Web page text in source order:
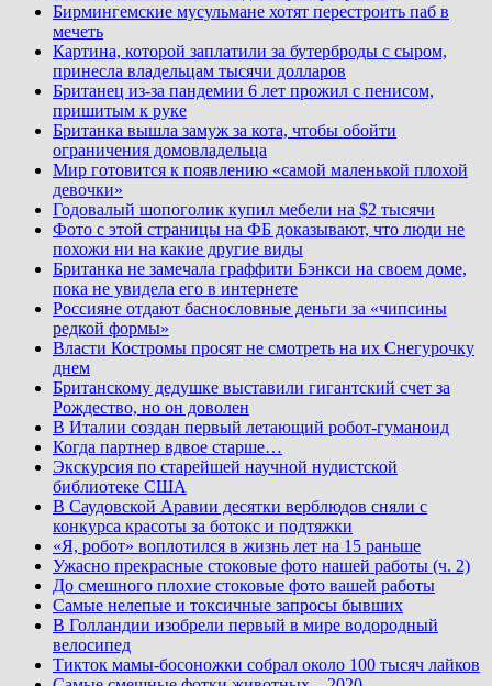
Бирмингемские мусульмане хотят перестроить паб в
мечеть
Картина, которой заплатили за бутерброды с сыром,
принесла владельцам тысячи долларов
Британец из-за пандемии 6 лет прожил с пенисом,
пришитым к руке
Британка вышла замуж за кота, чтобы обойти
ограничения домовладельца
Мир готовится к появлению «самой маленькой плохой
девочки»
Годовалый шопоголик купил мебели на $2 тысячи
Фото с этой страницы на ФБ доказывают, что люди не
похожи ни на какие другие виды
Британка не замечала граффити Бэнкси на своем доме,
пока не увидела его в интернете
Россияне отдают баснословные деньги за «чипсины
редкой формы»
Власти Костромы просят не смотреть на их Снегурочку
днем
Британскому дедушке выставили гигантский счет за
Рождество, но он доволен
В Италии создан первый летающий робот-гуманоид
Когда партнер вдвое старше…
Экскурсия по старейшей научной нудистской
библиотеке США
В Саудовской Аравии десятки верблюдов сняли с
конкурса красоты за ботокс и подтяжки
«Я, робот» воплотился в жизнь лет на 15 раньше
Ужасно прекрасные стоковые фото нашей работы (ч. 2)
До смешного плохие стоковые фото вашей работы
Самые нелепые и токсичные запросы бывших
В Голландии изобрели первый в мире водородный
велосипед
Тикток мамы-босоножки собрал около 100 тысяч лайков